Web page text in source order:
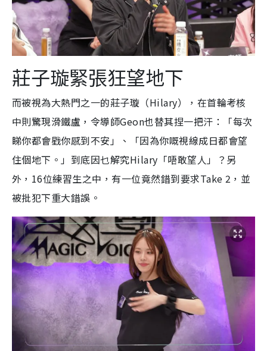
莊子璇緊張狂望地下
而被視為大熱門之一的莊子璇（Hilary），在首輪考核
中則驚現滑鐵盧，令導師Geon也替其捏一把汗：「每次
睇你都會戥你感到不安」、「因為你嘅視線成日都會望
住個地下。」到底因乜解究Hilary「唔敢望人」？另
外，16位練習生之中，有一位竟然錯到要求Take 2，並
被批犯下重大錯誤。